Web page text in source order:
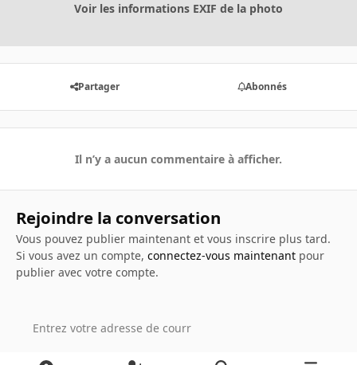
Voir les informations EXIF de la photo
Partager Abonnés
Il n’y a aucun commentaire à afficher.
Rejoindre la conversation
Vous pouvez publier maintenant et vous inscrire plus tard.
Si vous avez un compte, connectez-vous maintenantpour
publier avec votre compte.